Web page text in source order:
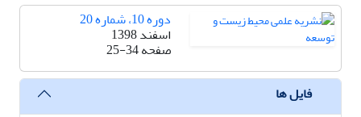
دوره 10، شماره 20
اسفند 1398
صفحه25-34
فایل ها